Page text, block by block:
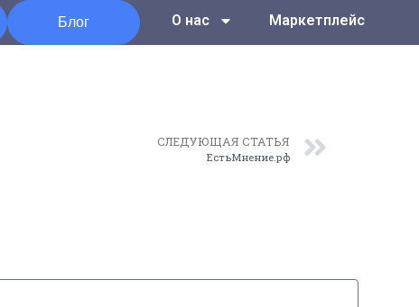
Блог О нас Маркетплейс
СЛЕДУЮЩАЯ СТАТЬЯ
ЕстьМнение.рф